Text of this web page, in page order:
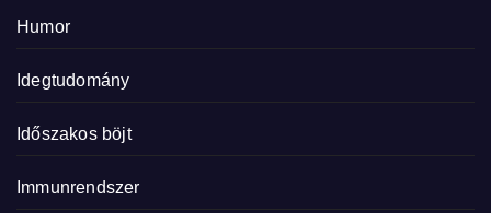
Humor
Idegtudomány
Időszakos böjt
Immunrendszer